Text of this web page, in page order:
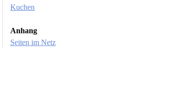
Kuchen
Anhang
Seiten im Netz